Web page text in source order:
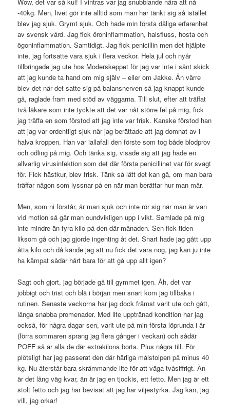
-40kg. Men, livet gör inte alltid som man har tänkt sig så istället
blev jag sjuk. Grymt sjuk. Och hade min första dåliga erfarenhet
av svensk vård. Jag fick öroninflammation, halsfluss, hosta och
ögoninflammation. Samtidigt. Jag fick penicillin men det hjälpte
inte, jag fortsatte vara sjuk i flera veckor. Hela jul och nyår
tillbringade jag ute hos Moderskeppet för jag var inte i sånt skick
att jag kunde ta hand om mig själv – eller om Jakke. Än värre
blev det när det satte sig på balansnerven så jag knappt kunde
gå, raglade fram med stöd av väggarna. Till slut, efter att träffat
två läkare som inte tyckte att det var nåt större fel på mig, fick
jag träffa en som förstod att jag inte var frisk. Kanske förstod han
att jag var ordentligt sjuk när jag berättade att jag domnat av i
halva kroppen. Han var iallafall den förste som tog både blodprov
och odling på mig. Och tänka sig, visade sig att jag hade en
allvarlig virusinfektion som det där första penicillinet var för svagt
för. Fick hästkur, blev frisk. Tänk så lätt det kan gå, om man bara
träffar någon som lyssnar på en när man berättar hur man mår.
Men, som ni förstår, är man sjuk och inte rör sig när man är van
vid motion så går man oundvikligen upp i vikt. Samlade på mig
inte mindre än fyra kilo på den där månaden. Sen fick tiden
liksom gå och jag gjorde ingenting åt det. Snart hade jag gått upp
åtta kilo och då kände jag att nu fick det vara nog, jag kan ju inte
ha kämpat sådär hårt bara för att gå upp allt igen?
Sagt och gjort, jag började gå till gymmet igen. Åh, det var
jobbigt och trist och blä i början men snart kom jag tillbaka i
rutinen. Senaste veckorna har jag dock främst varit ute och gått,
långa snabba promenader. Med lite upptränad kondition har jag
också, för några dagar sen, varit ute på min första löprunda i år
(förra sommaren sprang jag flera gånger i veckan) och sådär
POFF så är alla de där extrakilona borta. Plus några till. För
plötsligt har jag passerat den där härliga målstolpen på minus 40
kg. Nu återstår bara skrämmande lite för att väga tvåsiffrigt. Än
är det lång väg kvar, än är jag en tjockis, ett fetto. Men jag är ett
stolt fetto och jag har bevisat att jag har viljestyrka. Jag kan, jag
vill, jag orkar!